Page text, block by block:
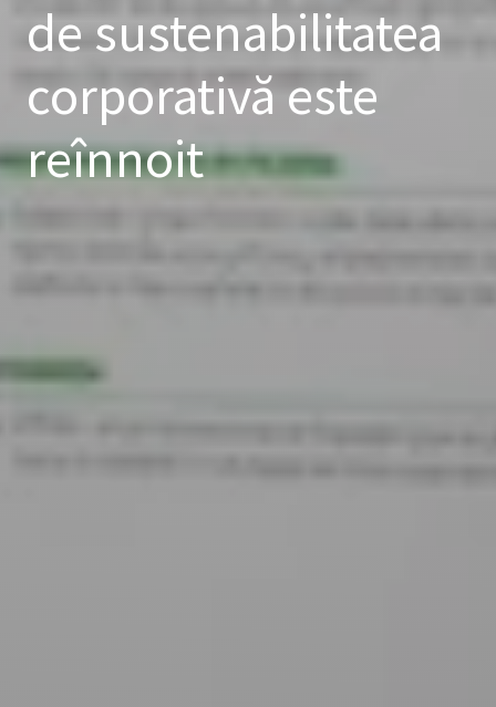
de sustenabilitatea
corporativă este
reînnoit